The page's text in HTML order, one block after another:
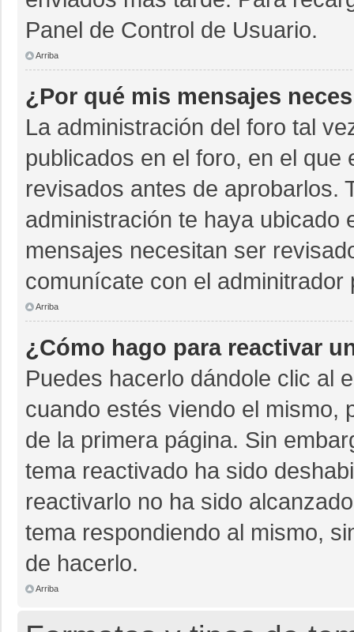
Panel de Control de Usuario.
Arriba
¿Por qué mis mensajes
La administración del foro tal
publicados en el foro, en el
revisados antes de aprobarlos.
administración te haya ubicado
mensajes necesitan ser
comunícate con el
Arriba
¿Cómo hago para reactivar
Puedes hacerlo dándole clic al
cuando estés viendo el mismo,
de la primera página. Sin
tema reactivado ha sido
reactivarlo no ha sido
tema respondiendo al mismo,
de hacerlo.
Arriba